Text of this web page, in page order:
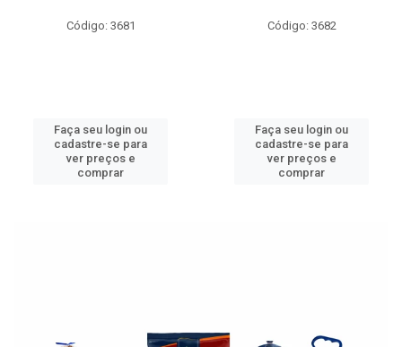
Código: 3681
Faça seu login ou
cadastre-se para
ver preços e
comprar
Código: 3682
Faça seu login ou
cadastre-se para
ver preços e
comprar